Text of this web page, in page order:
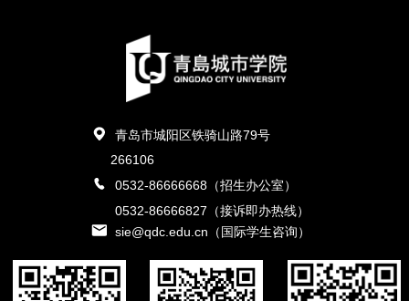
青岛市城阳区铁骑山路79号
266106
0532-86666668（招生办公室）
0532-86666827（接诉即办热线）
sie@qdc.edu.cn（国际学生咨询）